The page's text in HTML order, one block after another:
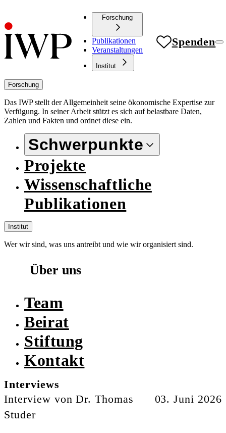
Forschung
Publikationen
Veranstaltungen
Institut
Spenden
Forschung
Das IWP stellt der Allgemeinheit seine ökonomische Expertise zur
Verfügung. In seiner Arbeit stützt es sich auf belastbare Daten,
Zahlen und Fakten und ordnet diese ein.
Schwerpunkte
Projekte
Wissenschaftliche
Publikationen
Institut
Wer wir sind, was uns antreibt und wie wir organisiert sind.
Über uns
Team
Beirat
Stiftung
Kontakt
Interviews
Interview von Dr. Thomas
Studer
03. Juni 2026